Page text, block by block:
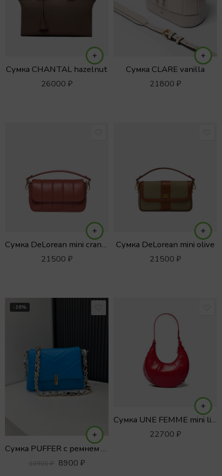
Сумка CHANTAL hazelnut
26000 ₽
Сумка CLARE vanilla
21800 ₽
Сумка DeLorean mini cranberry
21500 ₽
Сумка DeLorean mini olive
21500 ₽
-18%
Сумка PUFFER с ремнем цепью
10900₽ 8900 ₽
Сумка UNE FEMME mini lipstick
22700 ₽